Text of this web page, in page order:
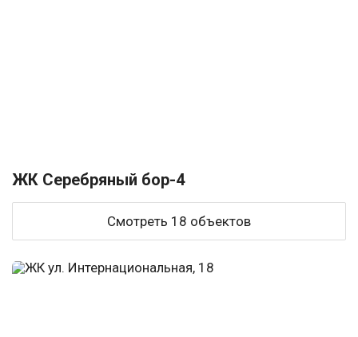
ЖК Серебряный бор-4
Смотреть 18 объектов